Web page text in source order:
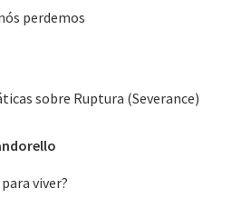
perdemos
sobre Ruptura (Severance)
viver?